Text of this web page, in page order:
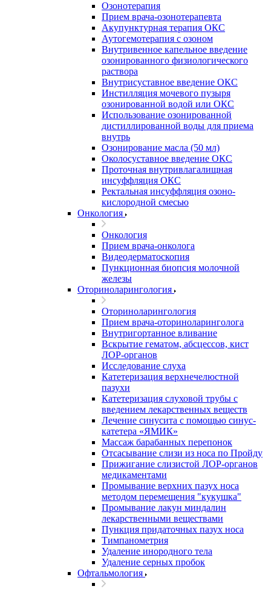
Озонотерапия
Прием врача-озонотерапевта
Акупунктурная терапия ОКС
Аутогемотерапия с озоном
Внутривенное капельное введение
озонированного физиологического
раствора
Внутрисуставное введение ОКС
Инстилляция мочевого пузыря
озонированной водой или ОКС
Использование озонированной
дистиллированной воды для приема
внутрь
Озонирование масла (50 мл)
Околосуставное введение ОКС
Проточная внутривлагалищная
инсуффляция ОКС
Ректальная инсуффляция озоно-
кислородной смесью
Онкология
Онкология
Прием врача-онколога
Видеодерматоскопия
Пункционная биопсия молочной
железы
Оториноларингология
Оториноларингология
Прием врача-оториноларинголога
Внутригортанное вливание
Вскрытие гематом, абсцессов, кист
ЛОР-органов
Исследование слуха
Катетеризация верхнечелюстной
пазухи
Катетеризация слуховой трубы с
введением лекарственных веществ
Лечение синусита с помощью синус-
катетера «ЯМИК»
Массаж барабанных перепонок
Отсасывание слизи из носа по Пройду
Прижигание слизистой ЛОР-органов
медикаментами
Промывание верхних пазух носа
методом перемещения "кукушка"
Промывание лакун миндалин
лекарственными веществами
Пункция придаточных пазух носа
Тимпанометрия
Удаление инородного тела
Удаление серных пробок
Офтальмология